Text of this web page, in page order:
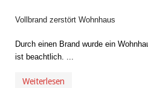
Vollbrand zerstört Wohnhaus
Durch einen Brand wurde ein
ist beachtlich. ...
Weiterlesen